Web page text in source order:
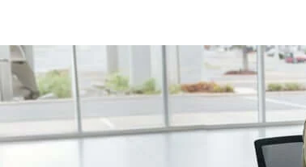
/fragments/plp-details